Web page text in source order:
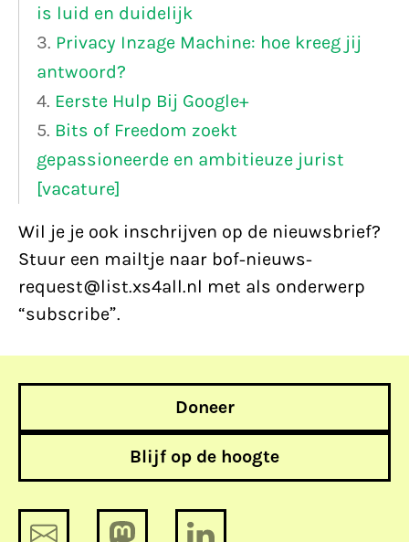
is luid en duidelijk
3. Privacy Inzage Machine: hoe kreeg jij
antwoord?
4. Eerste Hulp Bij Google+
5. Bits of Freedom zoekt
gepassioneerde en ambitieuze jurist
[vacature]
Wil je je ook inschrijven op de nieuwsbrief?
Stuur een mailtje naar bof-nieuws-
request@list.xs4all.nl met als onderwerp
“subscribe”.
Doneer
Blijf op de hoogte